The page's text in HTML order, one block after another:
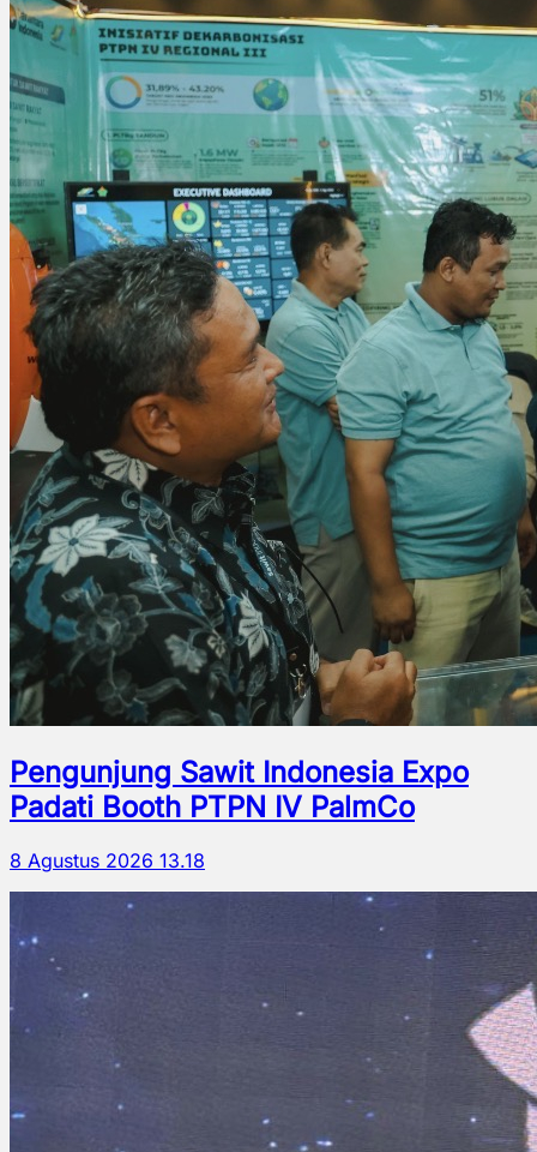
Pengunjung Sawit Indonesia Expo
Padati Booth PTPN IV PalmCo
8 Agustus 2026 13.18